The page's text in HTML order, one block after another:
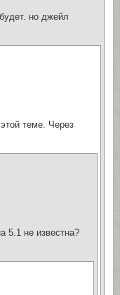
но джейл
теме. Через
5.1 не известна?